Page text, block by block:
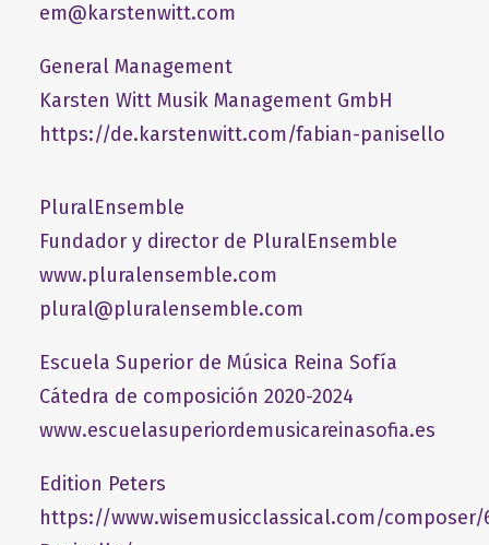
em@karstenwitt.com
General Management
​Karsten Witt Musik Management GmbH​
https://de.karstenwitt.com/fabian-panisello
PluralEnsemble
Fundador y director de PluralEnsemble
www.pluralensemble.com
plural@pluralensemble.com
Escuela Superior de Música Reina Sofía
Cátedra de composición 2020-2024
www.escuelasuperiordemusicareinasofia.es
Edition Peters
https://www.wisemusicclassical.com/composer/